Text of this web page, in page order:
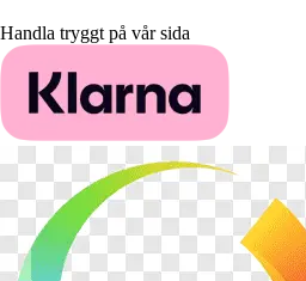
Handla tryggt på vår sida